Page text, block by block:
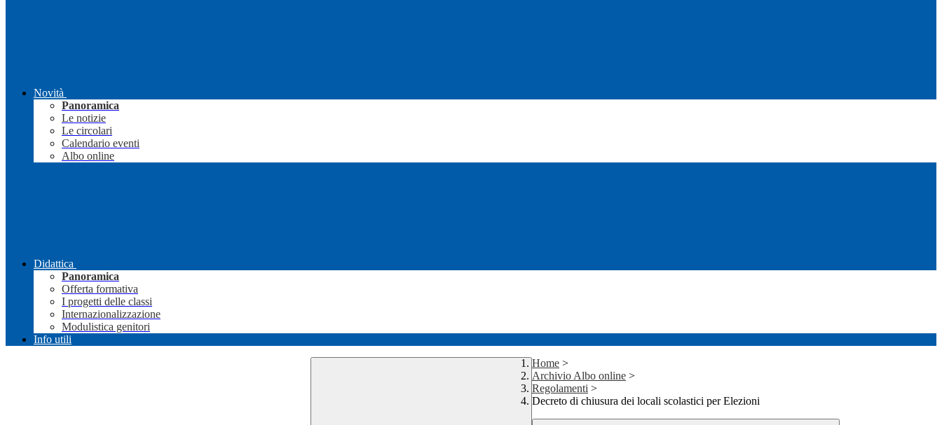
Novità
Panoramica
Le notizie
Le circolari
Calendario eventi
Albo online
Didattica
Panoramica
Offerta formativa
I progetti delle classi
Internazionalizzazione
Modulistica genitori
Info utili
Home >
Archivio Albo online >
Regolamenti >
Decreto di chiusura dei locali scolastici per Elezioni